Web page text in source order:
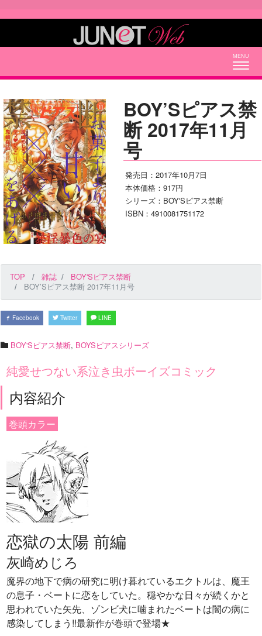
BOY’Sピアス禁
断 2017年11月
号
発売日：2017年10月7日
本体価格：917円
シリーズ：BOY'Sピアス禁断
ISBN：4910081751172
TOP 雑誌
BOY'Sピアス禁断
BOY’Sピアス禁断 2017年11月号
Facebook Twitter LINE
BOY'Sピアス禁断, BOYSピアスシリーズ
純愛せつない系泣き虫ボーイズコミック
内容紹介
巻頭カラー
恋獄の太陽 前編
灰崎めじろ
魔界の地下で病の研究に明け暮れているエクトルは、魔王
の息子・ベートに恋をしていた。穏やかな日々が続くかと
思われていた矢先、ゾンビ犬に噛まれたベートは闇の病に
感染してしまう!!最新作が巻頭で登場★